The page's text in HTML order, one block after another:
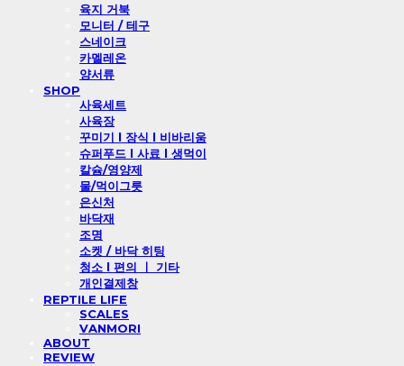
육지 거북
모니터 / 테구
스네이크
카멜레온
양서류
SHOP
사육세트
사육장
꾸미기 l 장식 l 비바리움
슈퍼푸드 l 사료 l 생먹이
칼슘/영양제
물/먹이그릇
은신처
바닥재
조명
소켓 / 바닥 히팅
청소 l 편의 ㅣ 기타
개인결제창
REPTILE LIFE
SCALES
VANMORI
ABOUT
REVIEW